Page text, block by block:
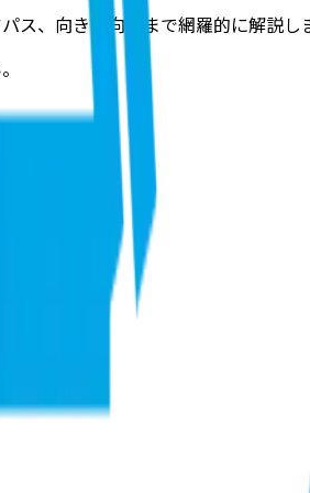
ス、向き不向きまで網羅的に解説し